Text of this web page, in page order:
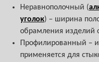
Неравнополочный (
уголок) – ширина
обрамления изделий
Профилированный –
применяется для